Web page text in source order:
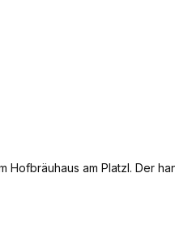
Hofbräuhaus am Platzl. Der